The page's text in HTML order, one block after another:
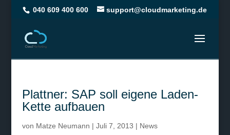
040 609 400 600 support@cloudmarketing.de
Plattner: SAP soll eigene Laden-
Kette aufbauen
von Matze Neumann | Juli 7, 2013 | News